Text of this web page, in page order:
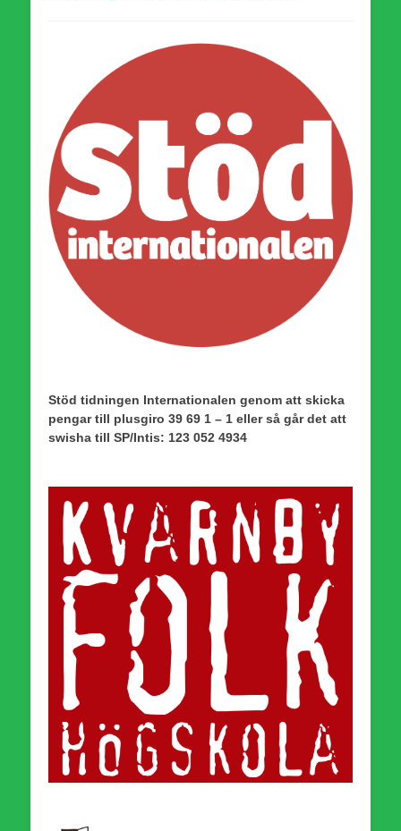
Stöd tidningen Internationalen genom att skicka
pengar till plusgiro 39 69 1 – 1 eller så går det att
swisha till SP/Intis: 123 052 4934